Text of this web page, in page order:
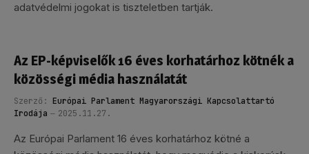
adatvédelmi jogokat is tiszteletben tartják.
Az EP-képviselők 16 éves korhatárhoz kötnék a
közösségi média használatát
Szerző: Európai Parlament Magyarországi Kapcsolattartó
Irodája
2025.11.27.
Az Európai Parlament 16 éves korhatárhoz kötné a